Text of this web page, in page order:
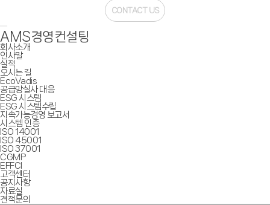
CONTACT US
AMS경영컨설팅
회사소개
인사말
실적
오시는 길
EcoVadis
공급망실사 대응
ESG 시스템
ESG 시스템수립
지속가능경영 보고서
시스템 인증
ISO 14001
ISO 45001
ISO 37001
CGMP
EFFCI
고객센터
공지사항
자료실
견적문의